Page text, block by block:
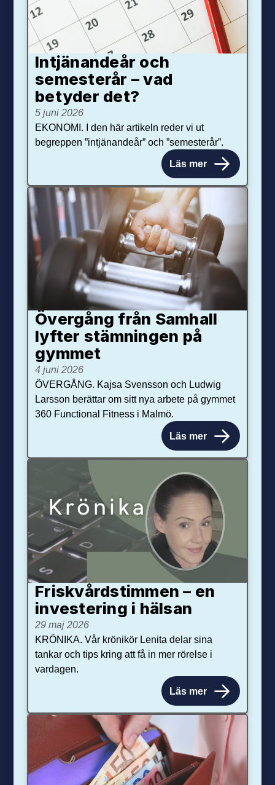
Intjänandeår och
semesterår – vad
betyder det?
5 juni 2026
EKONOMI. I den här artikeln reder vi ut
begreppen ”intjänandeår” och ”semesterår”.
Läs mer
Övergång från Samhall
lyfter stämningen på
gymmet
4 juni 2026
ÖVERGÅNG. Kajsa Svensson och Ludwig
Larsson berättar om sitt nya arbete på gymmet
360 Functional Fitness i Malmö.
Läs mer
Friskvårdstimmen – en
investering i hälsan
29 maj 2026
KRÖNIKA. Vår krönikör Lenita delar sina
tankar och tips kring att få in mer rörelse i
vardagen.
Läs mer